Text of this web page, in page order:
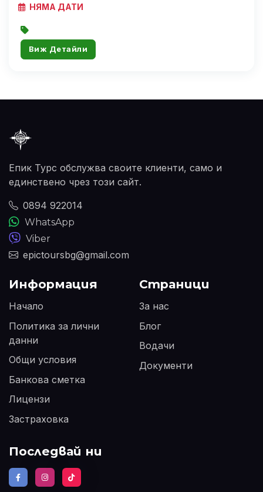
НЯМА ДАТИ
Виж Детайли
Епик Турс обслужва своите клиенти, само и
единствено чрез този сайт.
0894 922014
WhatsApp
Viber
epictoursbg@gmail.com
Информация
Начало
Политика за лични
данни
Общи условия
Банкова сметка
Лицензи
Застраховка
Страници
За нас
Блог
Водачи
Документи
Последвай ни